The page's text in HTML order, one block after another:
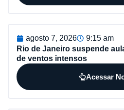
agosto 7, 2026
9:15 am
Rio de Janeiro suspende
de ventos intensos
Acessar